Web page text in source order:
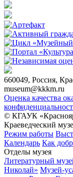
660049, Россия,
museum@kkkm.ru
Оценка качества
© КГАУК
Краеведческий
Режим работы
Календарь Как
Отделы музея
Литературный
Николай» Музей-